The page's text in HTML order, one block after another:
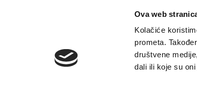
Ova web
Kolačiće
prometa.
društvene
dali ili koje su